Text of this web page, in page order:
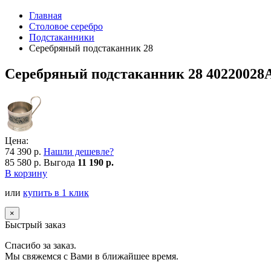
Главная
Столовое серебро
Подстаканники
Серебряный подстаканник 28
Серебряный подстаканник 28
Цена:
74 390 р. Нашли дешевле?
85 580 р. Выгода 11 190 р.
В корзину
или купить в 1 клик
×
Быстрый заказ
Спасибо за заказ.
Мы свяжемся с Вами в ближайшее время.